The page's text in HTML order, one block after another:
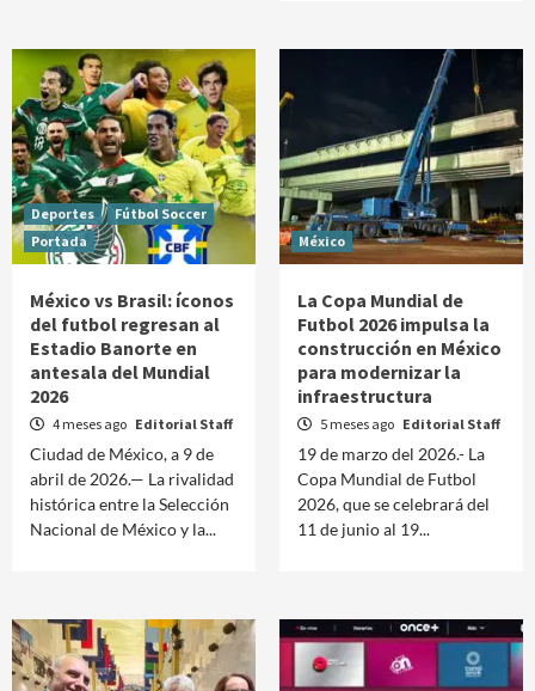
Deportes
Fútbol Soccer
Portada
México vs Brasil: íconos
del futbol regresan al
Estadio Banorte en
antesala del Mundial
2026
4 meses ago Editorial Staff
Ciudad de México, a 9 de
abril de 2026.— La rivalidad
histórica entre la Selección
Nacional de México y la...
México
La Copa Mundial de
Futbol 2026 impulsa la
construcción en México
para modernizar la
infraestructura
5 meses ago Editorial Staff
19 de marzo del 2026.- La
Copa Mundial de Futbol
2026, que se celebrará del
11 de junio al 19...